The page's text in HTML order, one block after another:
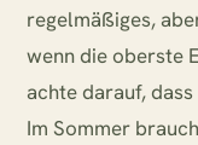
regelmäßiges,
wenn die oberste
achte darauf,
Im Sommer